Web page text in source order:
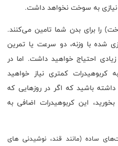
نیازی به سوخت نخواهد داشت.
را برای بدن شما تامین می‌کنند.
شده با وزنه، دو سرعت یا تمرین
زیادی احتیاج خواهید داشت. اما در
کربوهیدرات کمتری نیاز خواهید
باشید که اگر در روزهایی که
بخورید، این کربوهیدرات اضافی به
ساده (مانند قند، نوشیدنی های